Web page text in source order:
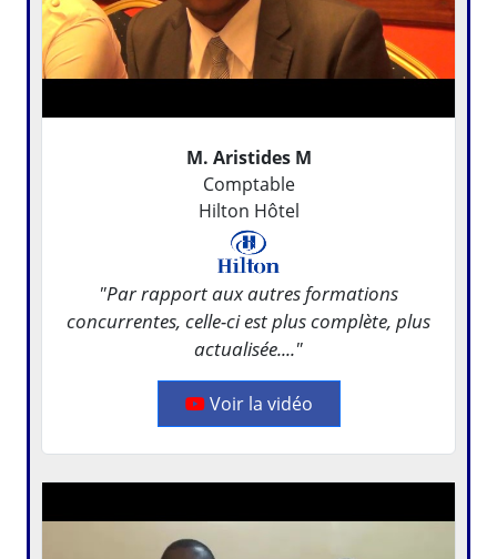
M. Aristides M
Comptable
Hilton Hôtel
"Par rapport aux autres formations
concurrentes, celle-ci est plus complète, plus
actualisée...."
Voir la vidéo